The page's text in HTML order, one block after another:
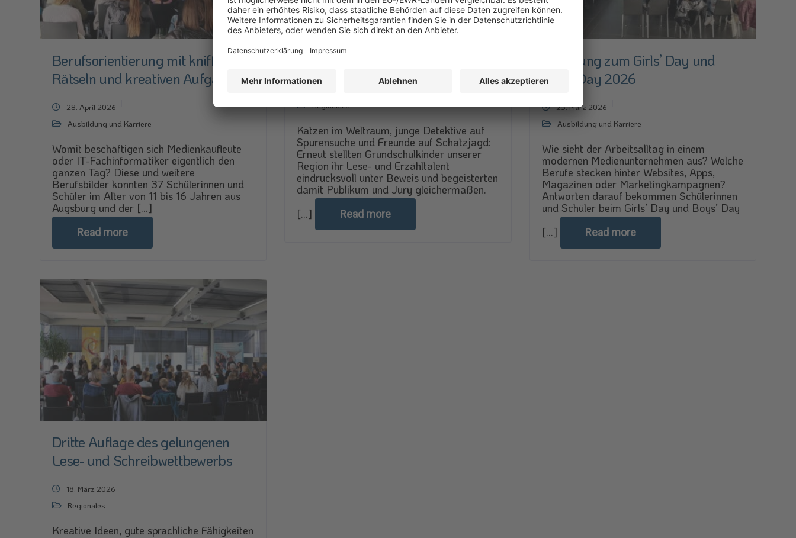
Berufsorientierung mit kniffligen
Rätseln und kreativen Aufgaben
28. April 2026
Ausbildung und Karriere
Womit beschäftigen sich Medienkaufleute
oder IT-Fachinformatiker eigentlich den
ganzen Tag? Diese und weitere
Berufsbilder konnten 37 Schülerinnen und
Schüler im Alter von 11 bis 16 Jahren aus
Augsburg und der [...]
Read more
Kleine Helden, große Abenteuer
Regionales
Katzen im Weltraum, junge Detektive auf
Spurensuche und Freunde auf Schatzjagd:
Erneut stellten Grundschulkinder unserer
Region ihr Lese- und Erzähltalent
eindrucksvoll unter Beweis und begeisterten
damit Publikum und Jury gleichermaßen.
[...]
Read more
Einladung zum Girls’ Day und
Boys’ Day 2026
25. März 2026
Ausbildung und Karriere
Wie sieht der Arbeitsalltag in einem
modernen Medienunternehmen aus? Welche
Berufe stecken hinter Websites, Apps,
Magazinen oder Marketingkampagnen?
Antworten darauf bekommen Schülerinnen
und Schüler beim Girls’ Day und Boys’ Day
[...]
Read more
Dritte Auflage des gelungenen
Lese- und Schreibwettbewerbs
18. März 2026
Regionales
Kreative Ideen, gute sprachliche Fähigkeiten